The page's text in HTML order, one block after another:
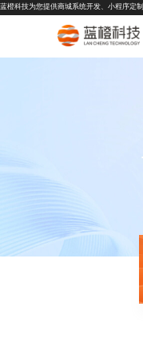
蓝橙科技为您提供商城系统开发、 小程序定制